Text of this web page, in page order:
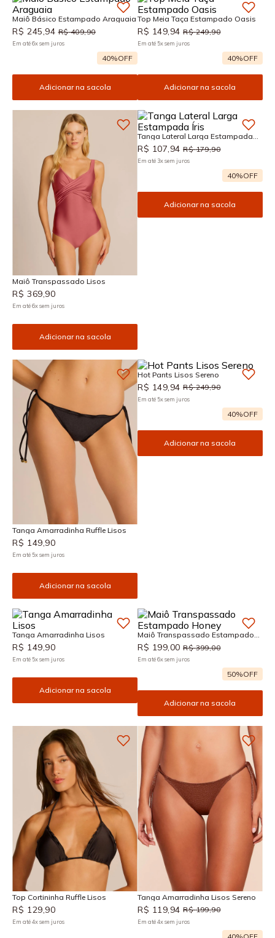
Maiô Básico Estampado Araguaia
R$ 245,94 R$ 409,90
Em até6xsem juros
40%OFF
Adicionar na sacola
Top Meia Taça Estampado Oasis
R$ 149,94 R$ 249,90
Em até 5xsem juros
40%OFF
Adicionar na sacola
Maiô Transpassado Lisos
R$ 369,90
Em até6xsem juros
Adicionar na sacola
Tanga Lateral Larga Estampada
Íris
R$ 107,94 R$ 179,90
Em até 3xsem juros
40%OFF
Adicionar na sacola
Tanga Amarradinha Ruffle Lisos
R$ 149,90
Em até 5xsem juros
Adicionar na sacola
Hot Pants Lisos Sereno
R$ 149,94 R$ 249,90
Em até 5xsem juros
40%OFF
Adicionar na sacola
Tanga Amarradinha Lisos
R$ 149,90
Em até 5xsem juros
Adicionar na sacola
Maiô Transpassado Estampado
Honey
R$ 199,00 R$ 399,00
Em até6xsem juros
50%OFF
Adicionar na sacola
Top Cortininha Ruffle Lisos
R$ 129,90
Em até4xsem juros
Tanga Amarradinha Lisos Sereno
R$ 119,94 R$ 199,90
Em até4xsem juros